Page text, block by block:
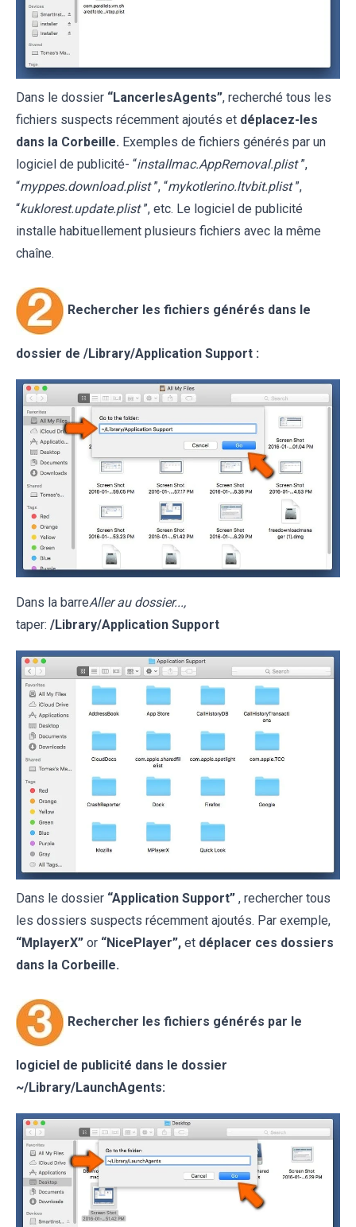
Dans le dossier “LancerlesAgents”, recherché tous les
fichiers suspects récemment ajoutés et déplacez-les
dans la Corbeille. Exemples de fichiers générés par un
logiciel de publicité- “installmac.AppRemoval.plist ”,
“myppes.download.plist ”, “mykotlerino.ltvbit.plist ”,
“kuklorest.update.plist ”, etc. Le logiciel de publicité
installe habituellement plusieurs fichiers avec la même
chaîne.
Rechercher les fichiers générés dans le
dossier de /Library/Application Support :
Dans la barreAller au dossier...,
taper: /Library/Application Support
Dans le dossier “Application Support” , rechercher tous
les dossiers suspects récemment ajoutés. Par exemple,
“MplayerX” or “NicePlayer”, et déplacer ces dossiers
dans la Corbeille.
Rechercher les fichiers générés par le
logiciel de publicité dans le dossier
~/Library/LaunchAgents: